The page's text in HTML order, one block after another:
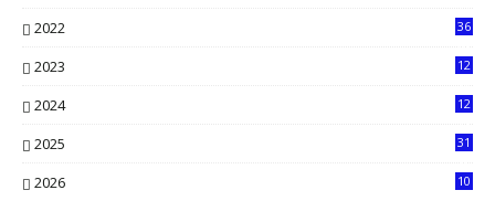
2022
36
2023
12
2024
12
2025
31
2026
10